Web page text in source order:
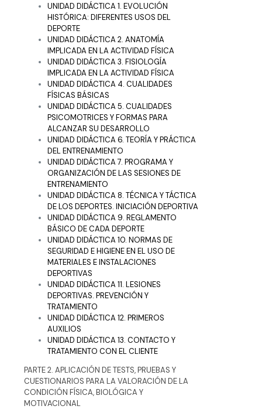
UNIDAD DIDÁCTICA 1. EVOLUCIÓN
HISTÓRICA: DIFERENTES USOS DEL
DEPORTE
UNIDAD DIDÁCTICA 2. ANATOMÍA
IMPLICADA EN LA ACTIVIDAD FÍSICA
UNIDAD DIDÁCTICA 3. FISIOLOGÍA
IMPLICADA EN LA ACTIVIDAD FÍSICA
UNIDAD DIDÁCTICA 4. CUALIDADES
FÍSICAS BÁSICAS
UNIDAD DIDÁCTICA 5. CUALIDADES
PSICOMOTRICES Y FORMAS PARA
ALCANZAR SU DESARROLLO
UNIDAD DIDÁCTICA 6. TEORÍA Y PRÁCTICA
DEL ENTRENAMIENTO
UNIDAD DIDÁCTICA 7. PROGRAMA Y
ORGANIZACIÓN DE LAS SESIONES DE
ENTRENAMIENTO
UNIDAD DIDÁCTICA 8. TÉCNICA Y TÁCTICA
DE LOS DEPORTES. INICIACIÓN DEPORTIVA
UNIDAD DIDÁCTICA 9. REGLAMENTO
BÁSICO DE CADA DEPORTE
UNIDAD DIDÁCTICA 10. NORMAS DE
SEGURIDAD E HIGIENE EN EL USO DE
MATERIALES E INSTALACIONES
DEPORTIVAS
UNIDAD DIDÁCTICA 11. LESIONES
DEPORTIVAS. PREVENCIÓN Y
TRATAMIENTO
UNIDAD DIDÁCTICA 12. PRIMEROS
AUXILIOS
UNIDAD DIDÁCTICA 13. CONTACTO Y
TRATAMIENTO CON EL CLIENTE
PARTE 2. APLICACIÓN DE TESTS, PRUEBAS Y
CUESTIONARIOS PARA LA VALORACIÓN DE LA
CONDICIÓN FÍSICA, BIOLÓGICA Y
MOTIVACIONAL